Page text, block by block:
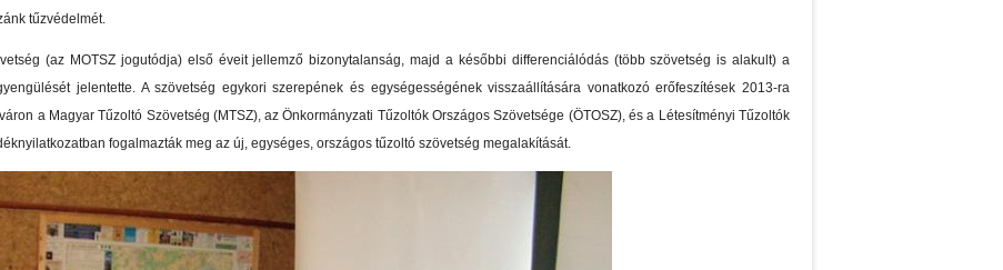
tűzvédelmét.
(az MOTSZ jogutódja) első éveit jellemző bizonytalanság, majd a későbbi differenciálódás (több szövetség is alakult) a
jelentette. A szövetség egykori szerepének és egységességének visszaállítására vonatkozó erőfeszítések 2013-ra
a Magyar Tűzoltó Szövetség (MTSZ), az Önkormányzati Tűzoltók Országos Szövetsége (ÖTOSZ), és a Létesítményi Tűzoltók
fogalmazták meg az új, egységes, országos tűzoltó szövetség megalakítását.